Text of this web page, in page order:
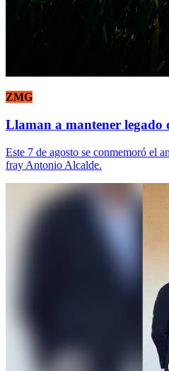
ZMG
Llaman a mantener legado
Este 7 de agosto se conmemoró el
fray Antonio Alcalde.